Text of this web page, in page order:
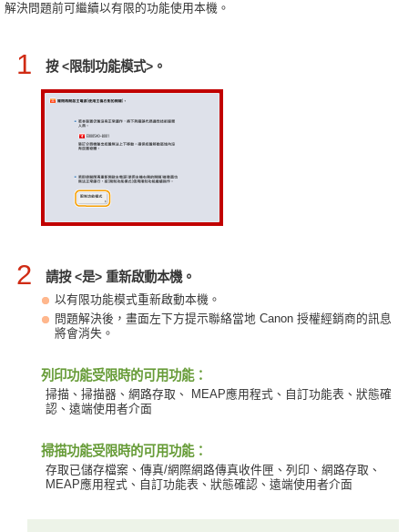
解決問題前可繼續以有限的功能使用本機。
1 按 <限制功能模式>。
2 請按 <是> 重新啟動本機。
以有限功能模式重新啟動本機。
問題解決後，畫面左下方提示聯絡當地 Canon 授權經銷商的訊息
將會消失。
列印功能受限時的可用功能：
掃描、掃描器、網路存取、 MEAP應用程式、自訂功能表、狀態確
認、遠端使用者介面
掃描功能受限時的可用功能：
存取已儲存檔案、傳真/網際網路傳真收件匣、列印、網路存取、
MEAP應用程式、自訂功能表、狀態確認、遠端使用者介面